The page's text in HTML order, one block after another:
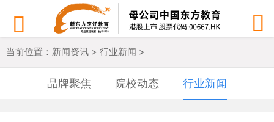
 
当前位置： 新闻资讯 > 行业新闻 >
品牌聚焦 院校动态 行业新闻